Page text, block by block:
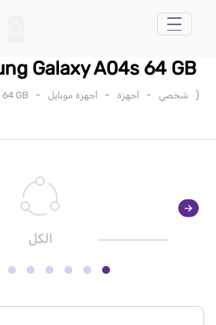
تخطي إلى المحتوى الرئيسي
Galaxy A04s 64 GB
( شخصي - أجهزة - أجهزة موبايل -
GB
الكل